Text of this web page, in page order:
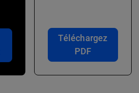
Téléchargez
PDF